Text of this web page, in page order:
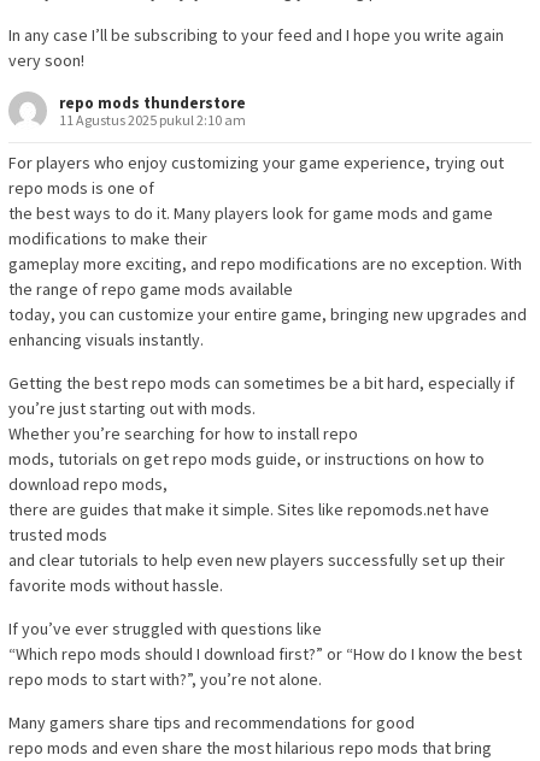
In any case I’ll be subscribing to your feed and I hope you write again
very soon!
repo mods thunderstore
11 Agustus 2025 pukul 2:10 am
For players who enjoy customizing your game experience, trying out
repo mods is one of
the best ways to do it. Many players look for game mods and game
modifications to make their
gameplay more exciting, and repo modifications are no exception. With
the range of repo game mods available
today, you can customize your entire game, bringing new upgrades and
enhancing visuals instantly.
Getting the best repo mods can sometimes be a bit hard, especially if
you’re just starting out with mods.
Whether you’re searching for how to install repo
mods, tutorials on get repo mods guide, or instructions on how to
download repo mods,
there are guides that make it simple. Sites like repomods.net have
trusted mods
and clear tutorials to help even new players successfully set up their
favorite mods without hassle.
If you’ve ever struggled with questions like
“Which repo mods should I download first?” or “How do I know the best
repo mods to start with?”, you’re not alone.
Many gamers share tips and recommendations for good
repo mods and even share the most hilarious repo mods that bring